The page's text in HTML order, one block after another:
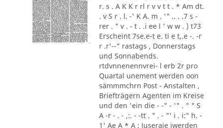
r. s . A K K r rl r v v t t . * Am dt.
. v S r . l. -' K A. m . '" .. . .7 s -
rer . " v . - t . .i ee l ' w w . ) t73
Erscheint 7se.e-t e. ti e t,.e -. -r
r .r'--" rastags , Donnerstags
und Sonnabends.
rtdvnnenennvrei- l erb 2r pro
Quartal unement werden oon
sämmmchrn Post - Anstalten ,
Briefträgern Agenten im Kreise
und den 'ein die - -" - '" . " " S
A -r - . - ,:. - -tt . " . - "' i . i:" h. -
1' Ae A * A : Juseraie iwerden